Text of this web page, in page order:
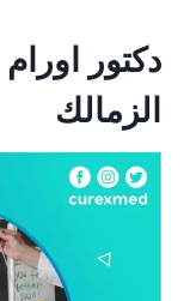
دكتور
الزمالك